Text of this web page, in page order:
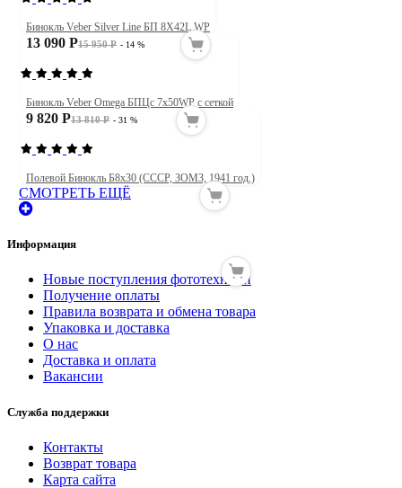
Бинокль Veber Silver Line БП 8X42L WP
15 950 Р
13 090 Р - 14 %
Бинокль Veber Omega БПЦс 7x50WP с сеткой
13 810 Р
9 820 Р - 31 %
Полевой Бинокль Б8х30 (СССР, ЗОМЗ, 1941 год.)
СМОТРЕТЬ ЕЩЁ
Информация
Новые поступления фототехники
Получение оплаты
Правила возврата и обмена товара
Упаковка и доставка
О нас
Доставка и оплата
Вакансии
Служба поддержки
Контакты
Возврат товара
Карта сайта